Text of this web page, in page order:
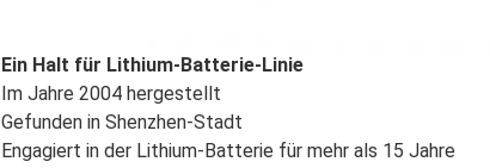
Ein Halt für Lithium-Batterie-Linie
Im Jahre 2004 hergestellt
Gefunden in Shenzhen-Stadt
Engagiert in der Lithium-Batterie für mehr als 15 Jahre